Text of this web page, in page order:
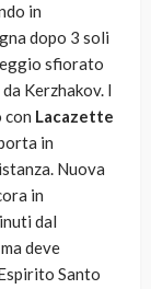
in
dopo 3 soli
sfiorato
Kerzhakov. I
con Lacazette
in
Nuova
in
dal
deve
Santo